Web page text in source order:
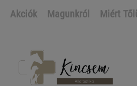
Akciók Magunkról Miért